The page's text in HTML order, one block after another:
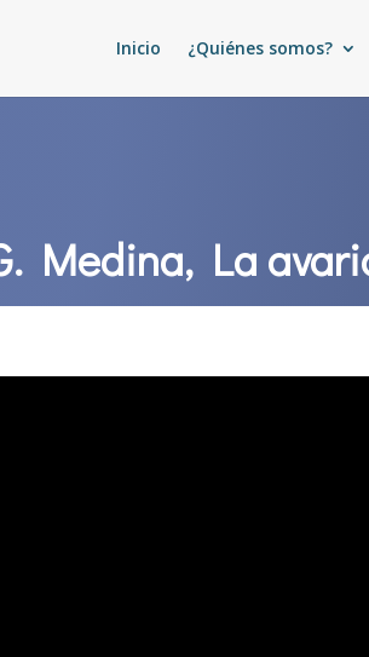
Inicio ¿Quiénes somos?
Medina, La